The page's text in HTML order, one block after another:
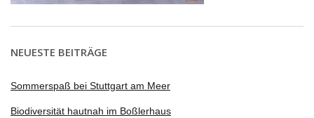
NEUESTE BEITRÄGE
Sommerspaß bei Stuttgart am Meer
Biodiversität hautnah im Boßlerhaus